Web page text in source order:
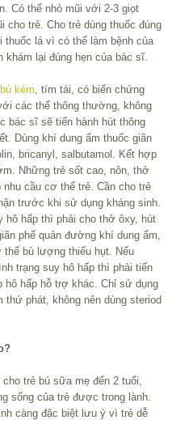
Có thể nhỏ mũi với 2-3 giọt
trẻ. Cho trẻ dùng thuốc đúng
thuốc lá vì có thể làm bệnh của
khám lại đúng hẹn của bác sĩ.
bú kém, tím tái, có biến chứng
các thể thông thường, không
bác sĩ sẽ tiến hành hút thông
Dùng khí dung ẩm thuốc giãn
bricanyl, salbutamol. Kết hợp
Những trẻ sốt cao, nôn, thở
nhu cầu cơ thể trẻ. Cần cho trẻ
trước khi sử dụng kháng sinh.
hấp thì phải cho thở ôxy, hút
phế quản đường khí dung ẩm,
bù lượng thiếu hụt. Nếu
trạng suy hô hấp thì phải tiến
hô hấp hỗ trợ khác. Chỉ sử dụng
thứ phát, không nên dùng steriod
trẻ bú sữa mẹ đến 2 tuổi,
sống của trẻ được trong lành.
càng đặc biệt lưu ý vì trẻ dễ